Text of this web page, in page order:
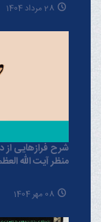
28 مرداد 1404
شرح فرازهایی از
منظر آیت الله
08 مهر 1404